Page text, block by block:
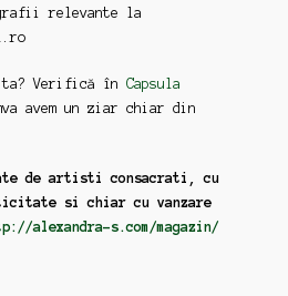
relevante la
ta? Verifică în Capsula
avem un ziar chiar din
de artisti consacrati, cu
si chiar cu vanzare
alexandra-s.com/magazin/